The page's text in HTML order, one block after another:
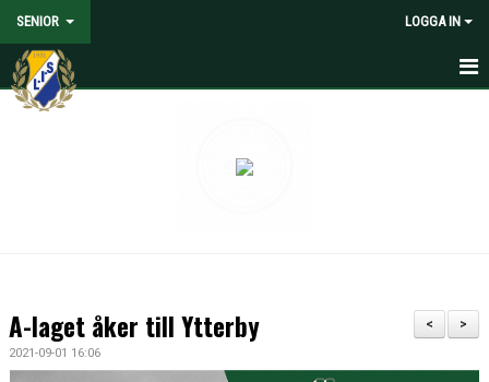
SENIOR LOGGA IN
HEM
MEDIA
>
<
A-laget åker till Ytterby
2021-09-01 16:06